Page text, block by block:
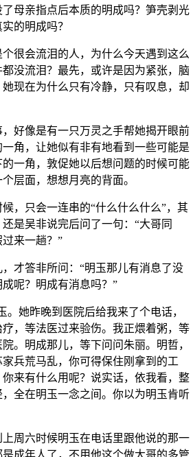
母亲指点后本质的明成吗？笋壳剥光
的明成吗？
很会流泪的人，为什么今天遇到这么
没流泪？最先，或许是因为紧张，脑
现在为什么只有冷静，只有叹息，却
好像是有一只万灵之手帮她揭开眼前
角，让她似有非有地看到一些可能是
一角，敦促她以后想问题的时候可能
层面，想想月亮的背面。
，只会一连串的“什么什么什么”，其
是吴非说完后问了一句：“大哥同
来一趟？”
才答非所问：“明玉那儿有消息了没
呢？明成有消息吗？”
。她昨晚到医院后给我来了个电话，
，等法医过来验伤。我正煨着粥，等
。明成那儿，等下问问朱丽。明哲，
兵荒马乱，你可得保住刚拿到的工
来有什么用呢？说实话，依我看，整
全在明玉一念之间。你以为明玉肯听
周六时候明玉在电话里跟他说的那一
成年人了，不用他这个做大哥的多管